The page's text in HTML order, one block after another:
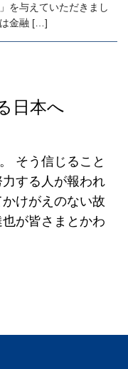
を与えていただきまし
金融 […]
日本へ
そう信じること
する人が報われ
かけがえのない故
が皆さまとかわ